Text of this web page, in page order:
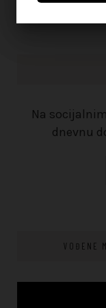
Na
dnevnu
VOĐENE